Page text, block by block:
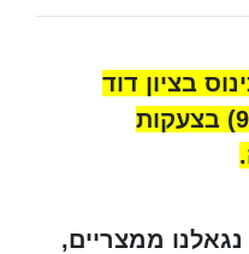
בציון דוד
המלך (כ"ט סיוון – 9.6.21) בצעקות
נגאלנו ממצריים,